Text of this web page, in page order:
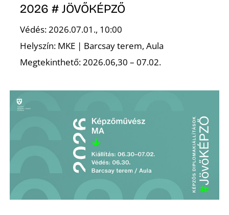
2026 # JÖVŐKÉPZŐ
Védés: 2026.07.01., 10:00
Helyszín: MKE | Barcsay terem, Aula
Megtekinthető: 2026.06,30 – 07.02.